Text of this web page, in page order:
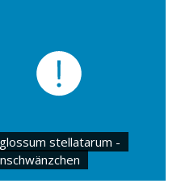
stellatarum -